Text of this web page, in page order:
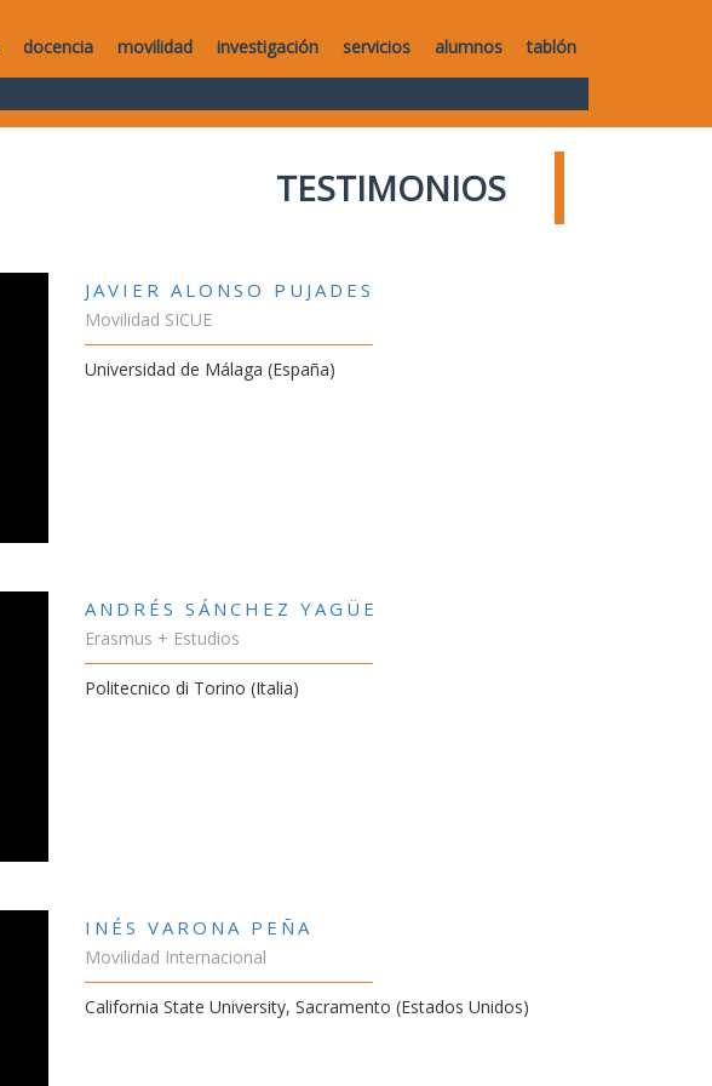
docencia movilidad investigación servicios alumnos tablón
TESTIMONIOS
JAVIER ALONSO PUJADES
Movilidad SICUE
Universidad de Málaga (España)
ANDRÉS SÁNCHEZ YAGÜE
Erasmus + Estudios
Politecnico di Torino (Italia)
INÉS VARONA PEÑA
Movilidad Internacional
California State University, Sacramento (Estados Unidos)